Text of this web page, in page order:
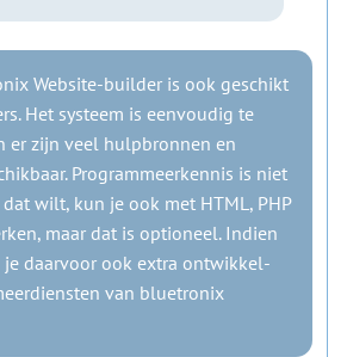
Website-builder is ook geschikt
Het systeem is eenvoudig te
er zijn veel hulpbronnen en
Programmeerkennis is niet
dat wilt, kun je ook met HTML, PHP
maar dat is optioneel. Indien
daarvoor ook extra ontwikkel-
van bluetronix